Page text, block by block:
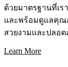
ด้วยมาตรฐานที่เร
และพร้อมดูแลคุณ
สวยงามและปลอด
Learn More